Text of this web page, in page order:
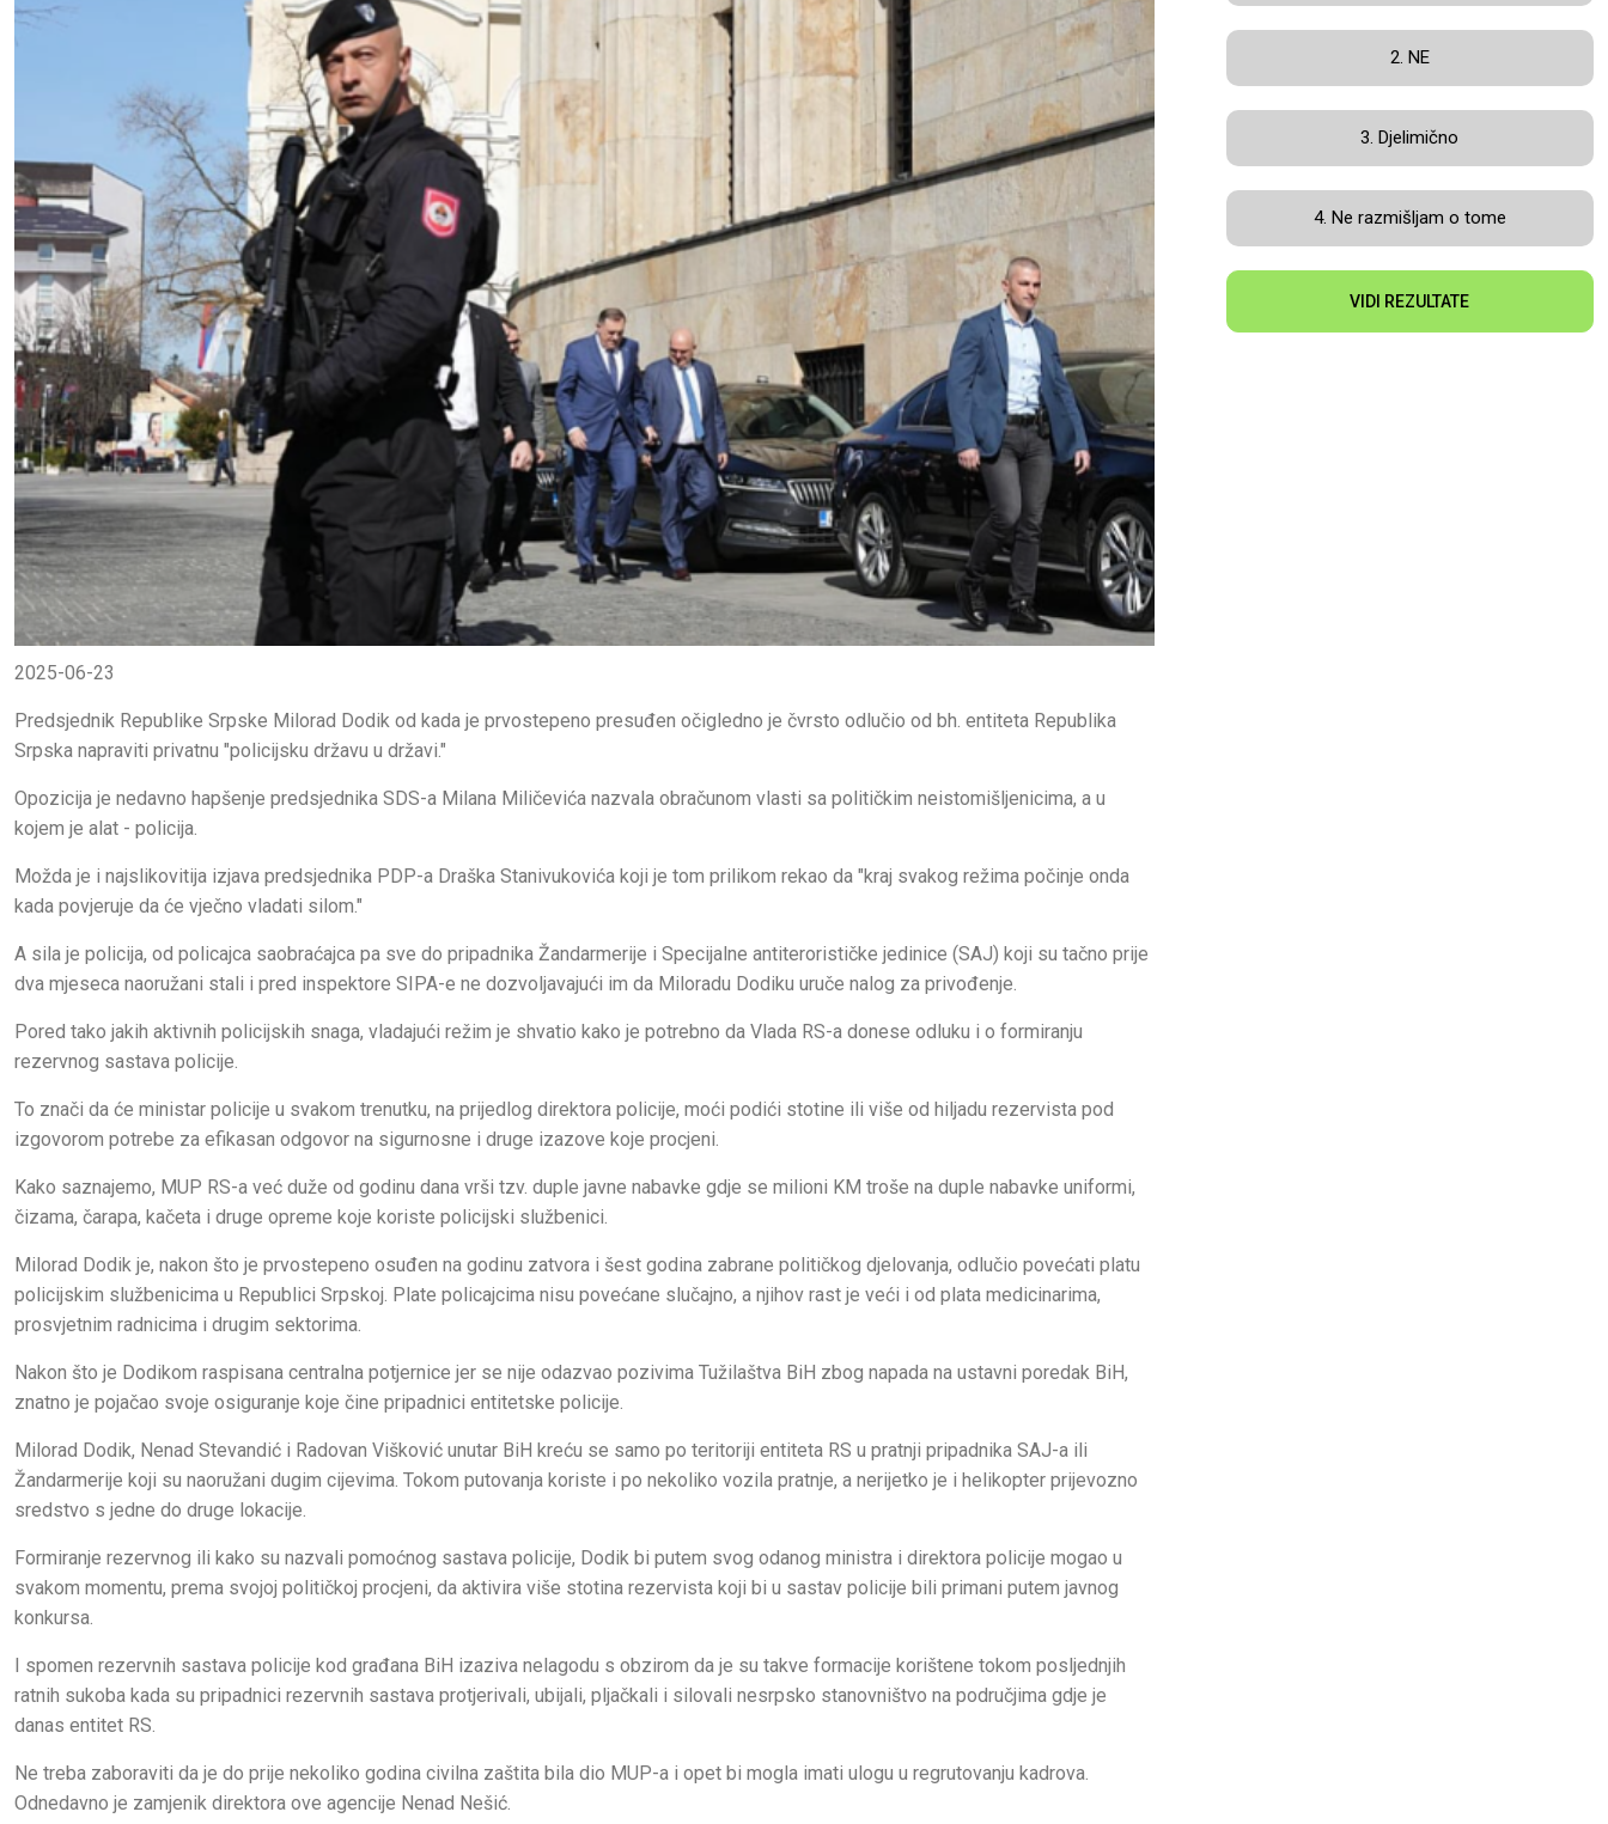
2025-06-23
Predsjednik Republike Srpske Milorad Dodik od kada je prvostepeno presuđen očigledno je čvrsto odlučio od bh. entiteta Republika
Srpska napraviti privatnu "policijsku državu u državi."
Opozicija je nedavno hapšenje predsjednika SDS-a Milana Miličevića nazvala obračunom vlasti sa političkim neistomišljenicima, a u
kojem je alat - policija.
Možda je i najslikovitija izjava predsjednika PDP-a Draška Stanivukovića koji je tom prilikom rekao da "kraj svakog režima počinje onda
kada povjeruje da će vječno vladati silom."
A sila je policija, od policajca saobraćajca pa sve do pripadnika Žandarmerije i Specijalne antiterorističke jedinice (SAJ) koji su tačno prije
dva mjeseca naoružani stali i pred inspektore SIPA-e ne dozvoljavajući im da Miloradu Dodiku uruče nalog za privođenje.
Pored tako jakih aktivnih policijskih snaga, vladajući režim je shvatio kako je potrebno da Vlada RS-a donese odluku i o formiranju
rezervnog sastava policije.
To znači da će ministar policije u svakom trenutku, na prijedlog direktora policije, moći podići stotine ili više od hiljadu rezervista pod
izgovorom potrebe za efikasan odgovor na sigurnosne i druge izazove koje procjeni.
Kako saznajemo, MUP RS-a već duže od godinu dana vrši tzv. duple javne nabavke gdje se milioni KM troše na duple nabavke uniformi,
čizama, čarapa, kačeta i druge opreme koje koriste policijski službenici.
Milorad Dodik je, nakon što je prvostepeno osuđen na godinu zatvora i šest godina zabrane političkog djelovanja, odlučio povećati platu
policijskim službenicima u Republici Srpskoj. Plate policajcima nisu povećane slučajno, a njihov rast je veći i od plata medicinarima,
prosvjetnim radnicima i drugim sektorima.
Nakon što je Dodikom raspisana centralna potjernice jer se nije odazvao pozivima Tužilaštva BiH zbog napada na ustavni poredak BiH,
znatno je pojačao svoje osiguranje koje čine pripadnici entitetske policije.
Milorad Dodik, Nenad Stevandić i Radovan Višković unutar BiH kreću se samo po teritoriji entiteta RS u pratnji pripadnika SAJ-a ili
Žandarmerije koji su naoružani dugim cijevima. Tokom putovanja koriste i po nekoliko vozila pratnje, a nerijetko je i helikopter prijevozno
sredstvo s jedne do druge lokacije.
Formiranje rezervnog ili kako su nazvali pomoćnog sastava policije, Dodik bi putem svog odanog ministra i direktora policije mogao u
svakom momentu, prema svojoj političkoj procjeni, da aktivira više stotina rezervista koji bi u sastav policije bili primani putem javnog
konkursa.
I spomen rezervnih sastava policije kod građana BiH izaziva nelagodu s obzirom da je su takve formacije korištene tokom posljednjih
ratnih sukoba kada su pripadnici rezervnih sastava protjerivali, ubijali, pljačkali i silovali nesrpsko stanovništvo na područjima gdje je
danas entitet RS.
Ne treba zaboraviti da je do prije nekoliko godina civilna zaštita bila dio MUP-a i opet bi mogla imati ulogu u regrutovanju kadrova.
Odnedavno je zamjenik direktora ove agencije Nenad Nešić.
2. NE
3. Djelimično
4. Ne razmišljam o tome
VIDI REZULTATE